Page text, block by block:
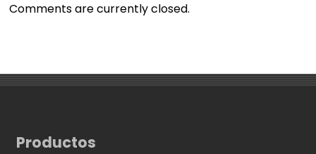
Comments are currently closed.
Productos